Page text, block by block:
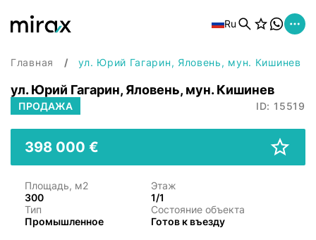
Ru
Главная ул. Юрий Гагарин, Яловень, мун. Кишинев
ул. Юрий Гагарин, Яловень, мун. Кишинев
ПРОДАЖА ID: 15519
398 000 €
Площадь, м2
300
Этаж
1/1
Тип
Промышленнoе
Состояние объекта
Готов к въезду